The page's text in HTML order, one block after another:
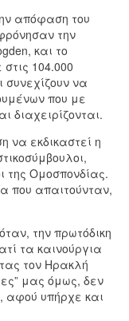
απόφαση του
την
και το
104.000
συνεχίζουν να
που με
διαχειρίζονται.
να εκδικαστεί η
της Ομοσπονδίας.
που απαιτούνταν,
την πρωτόδικη
τα καινούργια
τον Ηρακλή
μας όμως, δεν
αφού υπήρχε και